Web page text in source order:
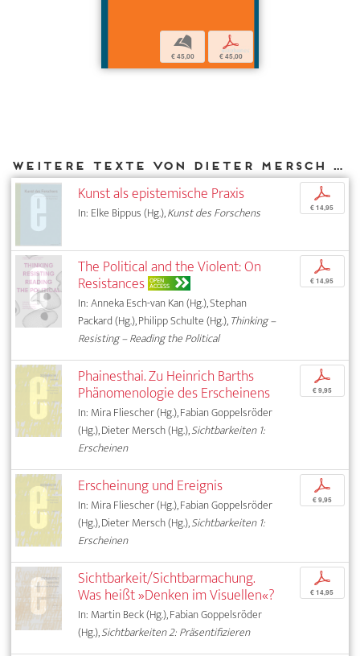
b
€ 45,00
p
€ 45,00
Weitere Texte von Dieter Mersch bei DIAPHANES
Kunst als epistemische Praxis
In: Elke Bippus (Hg.),Kunst des Forschens
p
€ 14,95
The Political and the Violent: On
Resistances OPEN
ACCESS
In: Anneka Esch-van Kan (Hg.), Stephan
Packard (Hg.), Philipp Schulte (Hg.),Thinking –
Resisting – Reading the Political
p
€ 14,95
Phainesthai. Zu Heinrich Barths
Phänomenologie des Erscheinens
In: Mira Fliescher (Hg.), Fabian Goppelsröder
(Hg.), Dieter Mersch (Hg.),Sichtbarkeiten 1:
Erscheinen
p
€ 9,95
Erscheinung und Ereignis
In: Mira Fliescher (Hg.), Fabian Goppelsröder
(Hg.), Dieter Mersch (Hg.),Sichtbarkeiten 1:
Erscheinen
p
€ 9,95
Sichtbarkeit/Sichtbarmachung.
Was heißt »Denken im Visuellen«?
In: Martin Beck (Hg.), Fabian Goppelsröder
(Hg.),Sichtbarkeiten 2: Präsentifizieren
p
€ 14,95